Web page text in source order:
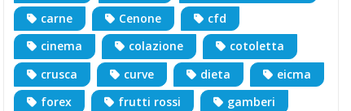
carne
Cenone
cfd
cinema
colazione
cotoletta
crusca
curve dieta
eicma
forex
frutti rossi
gamberi